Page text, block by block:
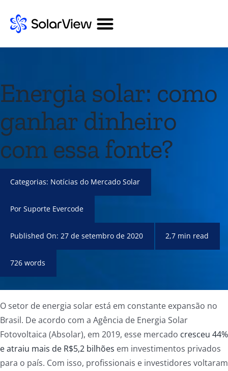
Energia solar: como
ganhar dinheiro
com essa fonte?
Categorias: Notícias do Mercado Solar
Por Suporte Evercode
Published On: 27 de setembro de 2020 2,7 min read
726 words
O setor de energia solar está em constante expansão no
Brasil. De acordo com a Agência de Energia Solar
Fotovoltaica (Absolar), em 2019, esse mercado cresceu 44%
e atraiu mais de R$5,2 bilhões em investimentos privados
para o país. Com isso, profissionais e investidores voltaram